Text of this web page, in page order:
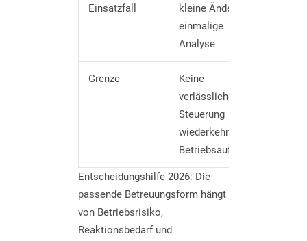
Einsatzfall
kleine Änderung,
einmalige
Analyse
Grenze
Keine
verlässliche
Steuerung
wiederkehrender
Betriebsaufgaben
Entscheidungshilfe 2026: Die
passende Betreuungsform hängt
von Betriebsrisiko,
Reaktionsbedarf und